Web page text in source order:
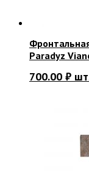
Paradyz
700.00 ₽